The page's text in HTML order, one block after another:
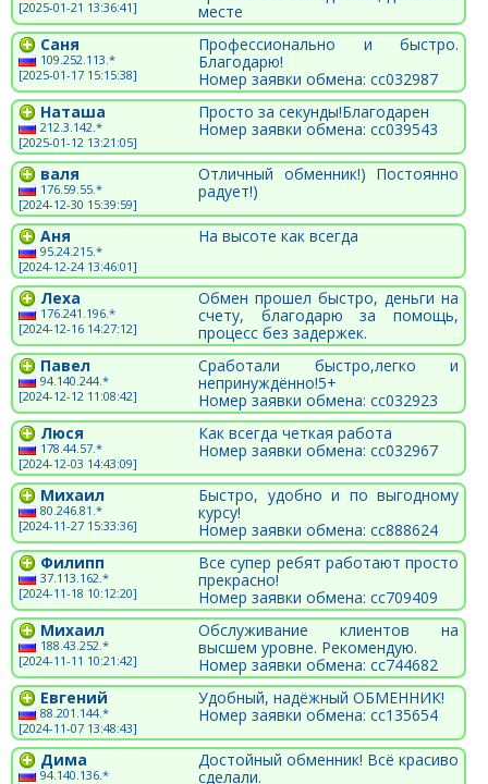
[2025-01-21 13:36:41]
месте
Саня
109.252.113.*
[2025-01-17 15:15:38]
Профессионально и быстро.
Благодарю!
Номер заявки обмена: cc032987
Наташа
212.3.142.*
[2025-01-12 13:21:05]
Просто за секунды!Благодарен
Номер заявки обмена: cc039543
валя
176.59.55.*
[2024-12-30 15:39:59]
Отличный обменник!) Постоянно
радует!)
Аня
95.24.215.*
[2024-12-24 13:46:01]
На высоте как всегда
Леха
176.241.196.*
[2024-12-16 14:27:12]
Обмен прошел быстро, деньги на
счету, благодарю за помощь,
процесс без задержек.
Павел
94.140.244.*
[2024-12-12 11:08:42]
Сработали быстро,легко и
непринуждённо!5+
Номер заявки обмена: cc032923
Люся
178.44.57.*
[2024-12-03 14:43:09]
Как всегда четкая работа
Номер заявки обмена: cc032967
Михаил
80.246.81.*
[2024-11-27 15:33:36]
Быстро, удобно и по выгодному
курсу!
Номер заявки обмена: сс888624
Филипп
37.113.162.*
[2024-11-18 10:12:20]
Все супер ребят работают просто
прекрасно!
Номер заявки обмена: cc709409
Михаил
188.43.252.*
[2024-11-11 10:21:42]
Обслуживание клиентов на
высшем уровне. Рекомендую.
Номер заявки обмена: cc744682
Евгений
88.201.144.*
[2024-11-07 13:48:43]
Удобный, надёжный ОБМЕННИК!
Номер заявки обмена: cc135654
Дима
94.140.136.*
Достойный обменник! Всё красиво
сделали.